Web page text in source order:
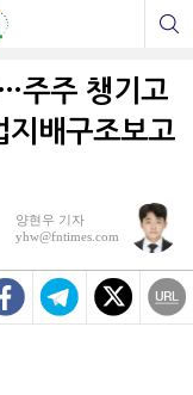
주주 챙기고
지배구조보고
양현우 기자
yhw@fntimes.com